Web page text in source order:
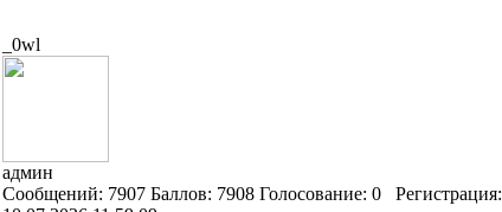
_0wl
админ
Cообщений: 7907 Баллов: 7908 Голосование: 0 Регистрация: